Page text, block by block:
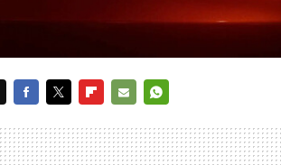
MAIL